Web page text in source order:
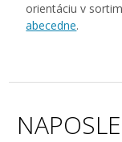
orientáciu v
abecedne.